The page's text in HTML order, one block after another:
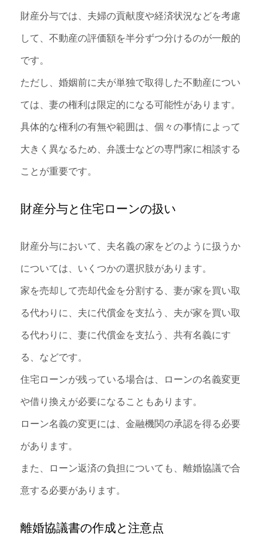
財産分与では、夫婦の貢献度や経済状況などを考慮
して、不動産の評価額を半分ずつ分けるのが一般的
です。
ただし、婚姻前に夫が単独で取得した不動産につい
ては、妻の権利は限定的になる可能性があります。
具体的な権利の有無や範囲は、個々の事情によって
大きく異なるため、弁護士などの専門家に相談する
ことが重要です。
財産分与と住宅ローンの扱い
財産分与において、夫名義の家をどのように扱うか
については、いくつかの選択肢があります。
家を売却して売却代金を分割する、妻が家を買い取
る代わりに、夫に代償金を支払う、夫が家を買い取
る代わりに、妻に代償金を支払う、共有名義にす
る、などです。
住宅ローンが残っている場合は、ローンの名義変更
や借り換えが必要になることもあります。
ローン名義の変更には、金融機関の承認を得る必要
があります。
また、ローン返済の負担についても、離婚協議で合
意する必要があります。
離婚協議書の作成と注意点